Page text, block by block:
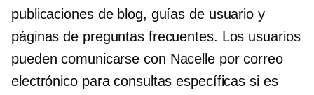
publicaciones de blog, guías de usuario y
páginas de preguntas frecuentes. Los usuarios
pueden comunicarse con Nacelle por correo
electrónico para consultas específicas si es